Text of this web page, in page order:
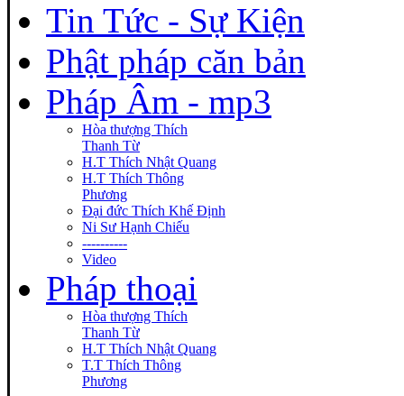
Tin Tức - Sự Kiện
Phật pháp căn bản
Pháp Âm - mp3
Hòa thượng Thích
Thanh Từ
H.T Thích Nhật Quang
H.T Thích Thông
Phương
Đại đức Thích Khế Định
Ni Sư Hạnh Chiếu
----------
Video
Pháp thoại
Hòa thượng Thích
Thanh Từ
H.T Thích Nhật Quang
T.T Thích Thông
Phương